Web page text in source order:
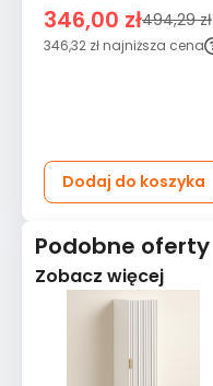
cm z 2 drzwiami i 4
szufladami biała do
346,00 zł494,29 zł
346,32 zł najniższa cena
Dodaj do koszyka
Podobne oferty
Zobacz więcej